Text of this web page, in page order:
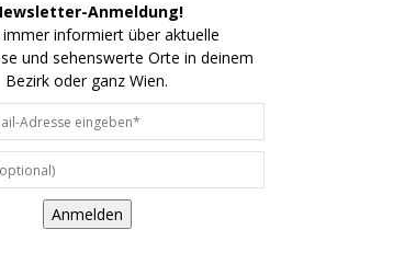
Anmeldung!
immer informiert über aktuelle
und sehenswerte Orte in deinem
Bezirk oder ganz Wien.
Anmelden